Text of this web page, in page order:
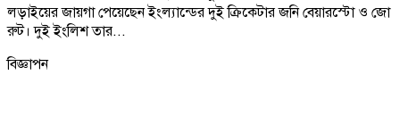
লড়াইয়ের জায়গা পেয়েছেন ইংল্যান্ডের দুই ক্রিকেটার জনি বেয়ারস্টো ও জো
রুট। দুই ইংলিশ তার...
বিজ্ঞাপন